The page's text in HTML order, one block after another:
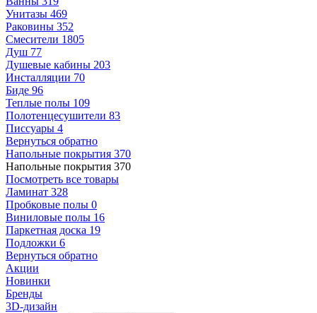
Унитазы 469
Раковины 352
Смесители 1805
Душ 77
Душевые кабины 203
Инсталляции 70
Биде 96
Теплые полы 109
Полотенцесушители 83
Писсуары 4
Вернуться обратно
Напольные покрытия 370
Напольные покрытия 370
Посмотреть все товары
Ламинат 328
Пробковые полы 0
Виниловые полы 16
Паркетная доска 19
Подложки 6
Вернуться обратно
Акции
Новинки
Бренды
3D-дизайн